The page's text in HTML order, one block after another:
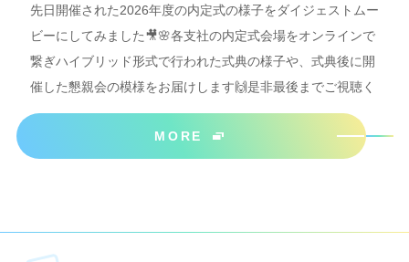
先日開催された2026年度の内定式の様子をダイジェストムー
ビーにしてみました🎥🌸各支社の内定式会場をオンラインで
繋ぎハイブリッド形式で行われた式典の様子や、式典後に開
催した懇親会の模様をお届けします🙌是非最後までご視聴く
ださいね＾＾
MORE